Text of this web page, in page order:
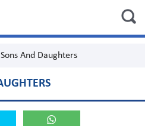
Sons And Daughters